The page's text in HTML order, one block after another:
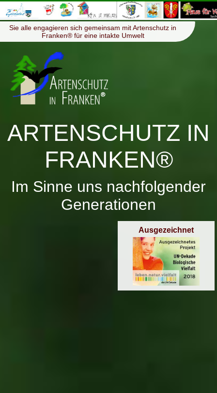
Menü ≡
Sie alle engagieren sich gemeinsam mit Artenschutz in
Franken® für eine intakte Umwelt
ARTENSCHUTZ IN
FRANKEN®
Im Sinne uns nachfolgender
Generationen
Ausgezeichnet